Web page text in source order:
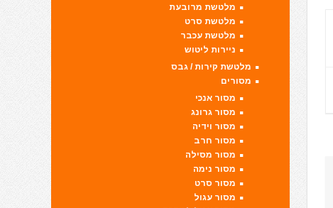
מלטשת מרובעת
מלטשת סרט
מלטשת עכבר
ניירות ליטוש
מלטשת קירות / גבס
מסורים
מסור אנכי
מסור גרונג
מסור וידיה
מסור חרב
מסור מסילה
מסור נימה
מסור סרט
מסור עגול